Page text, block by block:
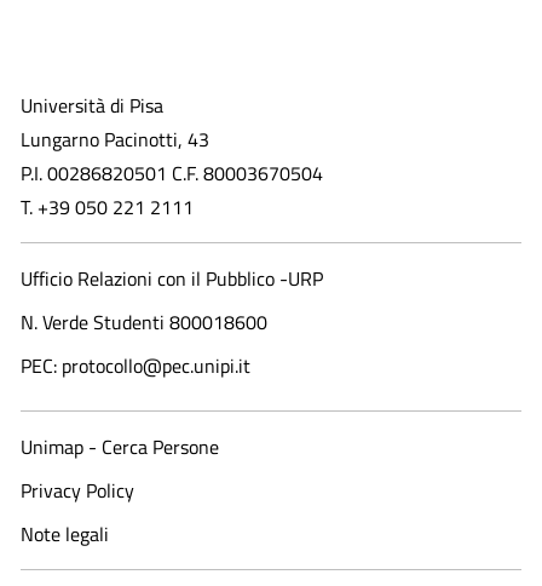
Università di Pisa
Lungarno Pacinotti, 43
P.I. 00286820501 C.F. 80003670504
T. +39 050 221 2111
Ufficio Relazioni con il Pubblico -URP
N. Verde Studenti 800018600​
PEC: protocollo@pec.unipi.it
Unimap - Cerca Persone
Privacy Policy
Note legali